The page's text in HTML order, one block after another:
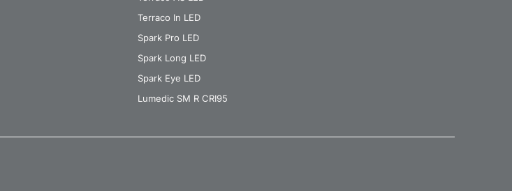
Terraco In LED
Spark Pro LED
Spark Long LED
Spark Eye LED
Lumedic SM R CRI95